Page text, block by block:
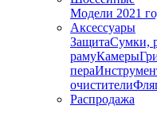
Модели 2021
Аксессуары
ЗащитаСумки,
рамуКамеры
пера
очистители
Распродажа